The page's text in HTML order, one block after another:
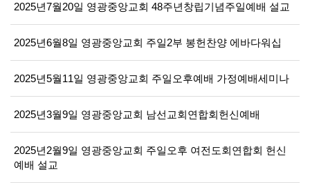
2025년7월20일 영광중앙교회 48주년창립기념주일예배 설교
2025년6월8일 영광중앙교회 주일2부 봉헌찬양 에바다워십
2025년5월11일 영광중앙교회 주일오후예배 가정예배세미나
2025년3월9일 영광중앙교회 남선교회연합회헌신예배
2025년2월9일 영광중앙교회 주일오후 여전도회연합회 헌신
예배 설교